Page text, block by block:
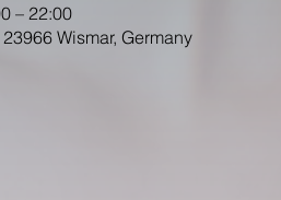
– 22:00
Wismar, Germany